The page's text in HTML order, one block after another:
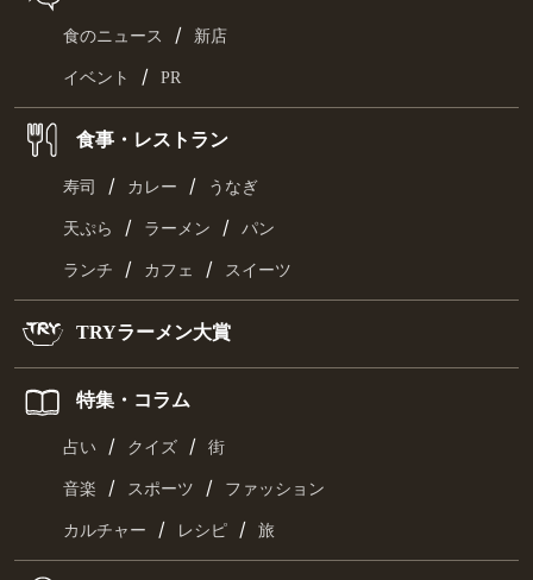
食のニュース / 新店
イベント / PR
食事・レストラン
寿司 / カレー / うなぎ
天ぷら / ラーメン / パン
ランチ / カフェ / スイーツ
TRYラーメン大賞
特集・コラム
占い / クイズ / 街
音楽 / スポーツ / ファッション
カルチャー / レシピ / 旅